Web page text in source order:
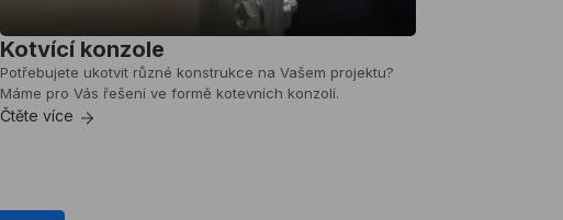
Kotvící konzole
Potřebujete ukotvit různé konstrukce na Vašem projektu?
Máme pro Vás řešení ve formě kotevních konzolí.
Čtěte více